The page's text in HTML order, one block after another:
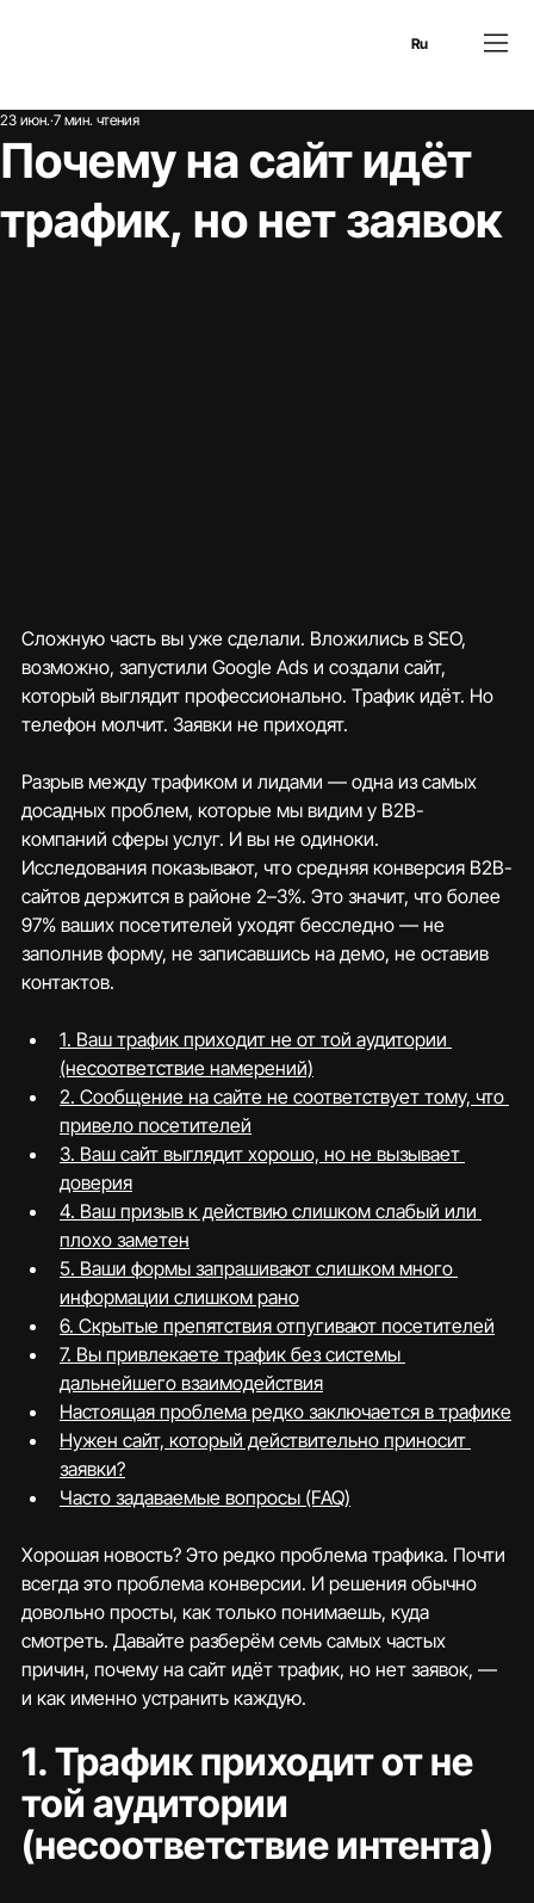
Ru
Почему на сайт идёт
трафик, но нет заявок
23 июн. 7 мин. чтения
Сложную часть вы уже сделали. Вложились в SEO,
возможно, запустили Google Ads и создали сайт,
который выглядит профессионально. Трафик идёт. Но
телефон молчит. Заявки не приходят.
Разрыв между трафиком и лидами — одна из самых
досадных проблем, которые мы видим у B2B-
компаний сферы услуг. И вы не одиноки.
Исследования показывают, что средняя конверсия B2B-
сайтов держится в районе 2–3%. Это значит, что более
97% ваших посетителей уходят бесследно — не
заполнив форму, не записавшись на демо, не оставив
контактов.
1. Ваш трафик приходит не от той аудитории
(несоответствие намерений)
2. Сообщение на сайте не соответствует тому, что
привело посетителей
3. Ваш сайт выглядит хорошо, но не вызывает
доверия
4. Ваш призыв к действию слишком слабый или
плохо заметен
5. Ваши формы запрашивают слишком много
информации слишком рано
6. Скрытые препятствия отпугивают посетителей
7. Вы привлекаете трафик без системы
дальнейшего взаимодействия
Настоящая проблема редко заключается в трафике
Нужен сайт, который действительно приносит
заявки?
Хорошая новость? Это редко проблема трафика. Почти
всегда это проблема конверсии. И решения обычно
довольно просты, как только понимаешь, куда
смотреть. Давайте разберём семь самых частых
причин, почему на сайт идёт трафик, но нет заявок, —
и как именно устранить каждую.
1. Трафик приходит от не
той аудитории
(несоответствие интента)